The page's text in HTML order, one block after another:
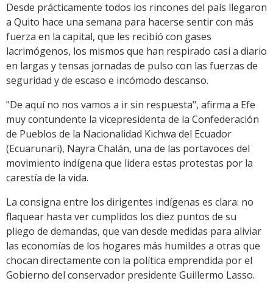
Desde prácticamente todos los rincones del país llegaron
a Quito hace una semana para hacerse sentir con más
fuerza en la capital, que les recibió con gases
lacrimógenos, los mismos que han respirado casi a diario
en largas y tensas jornadas de pulso con las fuerzas de
seguridad y de escaso e incómodo descanso.
"De aquí no nos vamos a ir sin respuesta", afirma a Efe
muy contundente la vicepresidenta de la Confederación
de Pueblos de la Nacionalidad Kichwa del Ecuador
(Ecuarunari), Nayra Chalán, una de las portavoces del
movimiento indígena que lidera estas protestas por la
carestía de la vida.
La consigna entre los dirigentes indígenas es clara: no
flaquear hasta ver cumplidos los diez puntos de su
pliego de demandas, que van desde medidas para aliviar
las economías de los hogares más humildes a otras que
chocan directamente con la política emprendida por el
Gobierno del conservador presidente Guillermo Lasso.